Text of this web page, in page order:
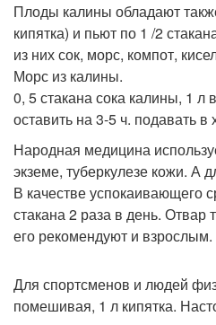
Плоды калины обладают
кипятка) и пьют по 1 /2
из них сок, морс, компот,
Морс из калины.
0, 5 стакана сока калины, 1 л
оставить на 3-5 ч. подавать
Народная медицина
экземе, туберкулезе кожи. А
В качестве успокаивающего
стакана 2 раза в день. Отвар
его рекомендуют и взрослым.
Для спортсменов и людей
помешивая, 1 л кипятка.